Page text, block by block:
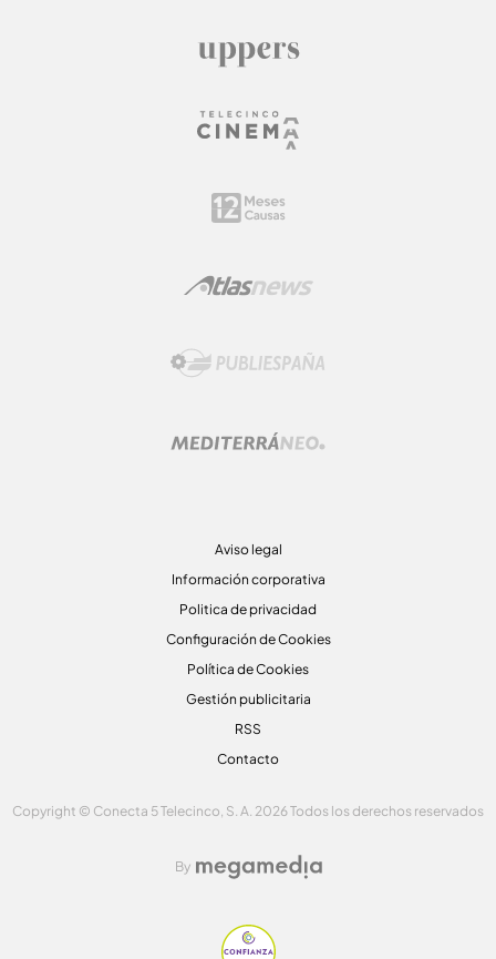
Aviso legal
Información corporativa
Politica de privacidad
Configuración de Cookies
Política de Cookies
Gestión publicitaria
RSS
Contacto
Copyright © Conecta 5 Telecinco, S. A. 2026 Todos los derechos reservados
By